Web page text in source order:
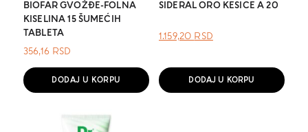
BIOFAR GVOŽĐE-FOLNA
KISELINA 15 ŠUMEĆIH
TABLETA
356,16 RSD
DODAJ U KORPU
SIDERAL ORO KESICE A 20
ОРИГИНАЛНА
БИЛА:
.
1.159,20 RSDТРЕНУТНА
DODAJ U KORPU